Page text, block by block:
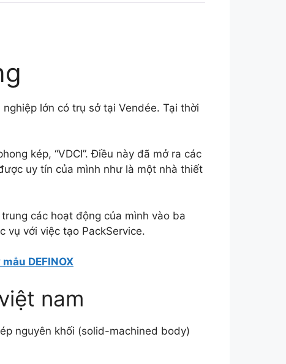
lớn có trụ sở tại Vendée. Tại thời
kép, “VDCI”. Điều này đã mở ra các
uy tín của mình như là một nhà thiết
các hoạt động của mình vào ba
vụ với việc tạo PackService.
DEFINOX
nam
nguyên khối (solid-machined body)